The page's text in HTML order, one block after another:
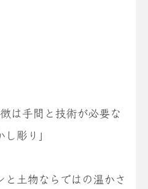
は手間と技術が必要な
し彫り」
と土物ならではの温かさ